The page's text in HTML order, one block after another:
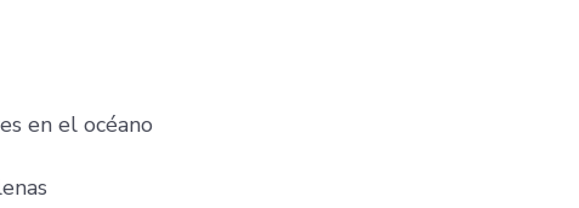
en el océano